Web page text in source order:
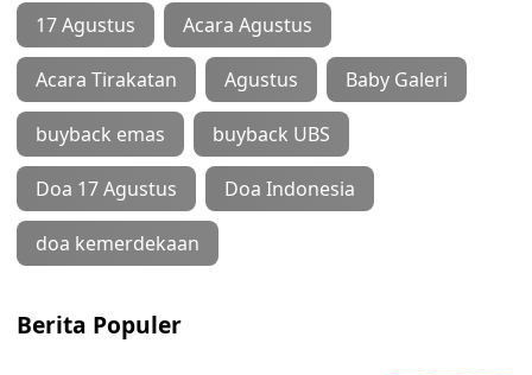
17 Agustus Acara Agustus
Acara Tirakatan Agustus Baby Galeri
buyback emas buyback UBS
Doa 17 Agustus Doa Indonesia
doa kemerdekaan
Berita Populer